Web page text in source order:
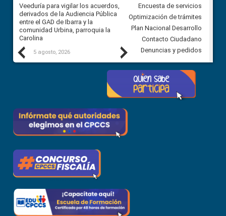
Previous
Veeduría para vigilar los acuerdos,
derivados de la Audiencia Pública
entre el GAD de Ibarra y la
comunidad Urbina, parroquia la
Carolina
5 agosto, 2026
CPCCS convoca a Veeduría
Ciudadana para vigilar el
5 agosto, 2026
Next
Encuesta de servicios
Optimización de trámites
Plan Nacional Desarrollo
Contacto Ciudadano
Denuncias y pedidos